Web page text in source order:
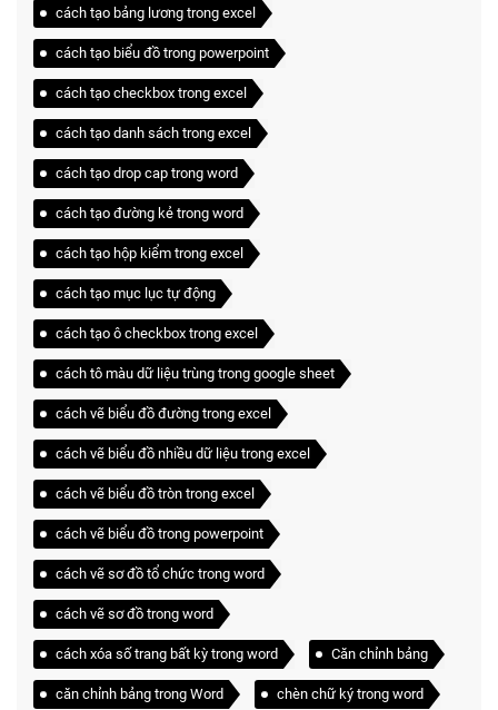
cách tạo bảng lương trong excel
cách tạo biểu đồ trong powerpoint
cách tạo checkbox trong excel
cách tạo danh sách trong excel
cách tạo drop cap trong word
cách tạo đường kẻ trong word
cách tạo hộp kiểm trong excel
cách tạo mục lục tự động
cách tạo ô checkbox trong excel
cách tô màu dữ liệu trùng trong google sheet
cách vẽ biểu đồ đường trong excel
cách vẽ biểu đồ nhiều dữ liệu trong excel
cách vẽ biểu đồ tròn trong excel
cách vẽ biểu đồ trong powerpoint
cách vẽ sơ đồ tổ chức trong word
cách vẽ sơ đồ trong word
cách xóa số trang bất kỳ trong word Căn chỉnh bảng
căn chỉnh bảng trong Word chèn chữ ký trong word